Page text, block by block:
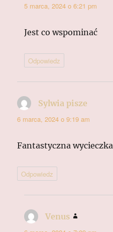
5 marca, 2024 o 6:21 pm
Jest co wspominać
Odpowiedz
Sylwia pisze
6 marca, 2024 o 9:19 am
Fantastyczna wycieczka
Odpowiedz
Venus